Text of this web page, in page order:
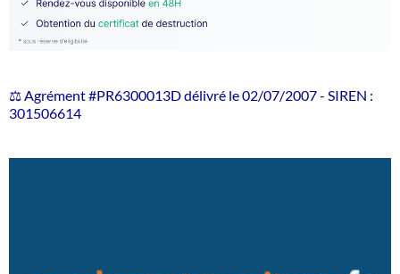
⚖️ Agrément #PR6300013D délivré le 02/07/2007 - SIREN :
301506614